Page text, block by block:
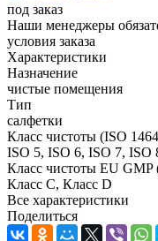
под заказ
Наши менеджеры
условия заказа
Характеристики
Назначение
чистые помещения
Тип
салфетки
Класс чистоты (ISO
ISO 5, ISO 6, ISO 7, ISO
Класс чистоты EU
Класс C, Класс D
Все характеристики
Поделиться